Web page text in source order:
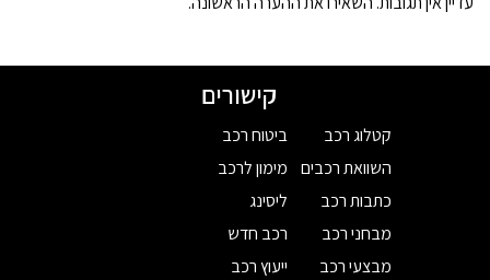
קישורים
קטלוג רכב
השוואת רכבים
כתבות רכב
מבחני רכב
מבצעי רכב
ביטוח רכב
מימון לרכב
ליסינג
רכב חדש
ייעוץ רכב